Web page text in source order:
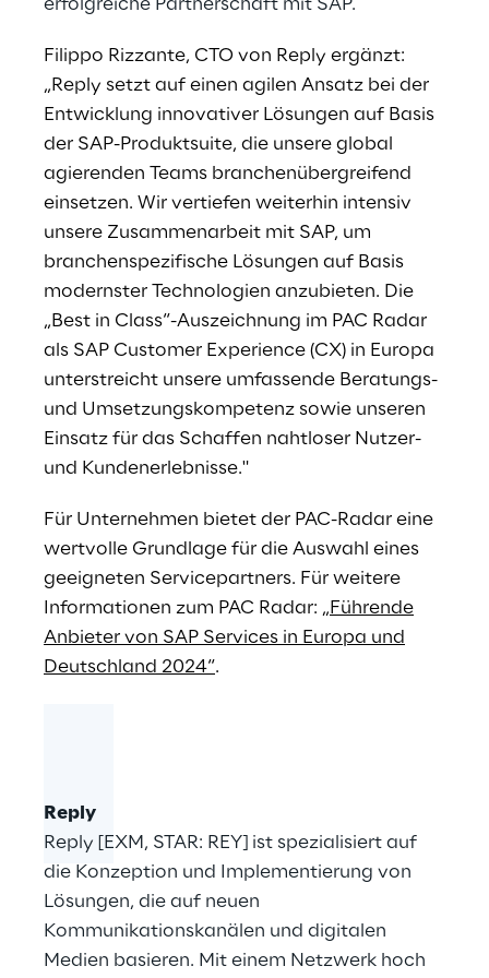
erfolgreiche Partnerschaft mit SAP.
Filippo Rizzante, CTO von Reply ergänzt:
„Reply setzt auf einen agilen Ansatz bei der
Entwicklung innovativer Lösungen auf Basis
der SAP-Produktsuite, die unsere global
agierenden Teams branchenübergreifend
einsetzen. Wir vertiefen weiterhin intensiv
unsere Zusammenarbeit mit SAP, um
branchenspezifische Lösungen auf Basis
modernster Technologien anzubieten. Die
„Best in Class“-Auszeichnung im PAC Radar
als SAP Customer Experience (CX) in Europa
unterstreicht unsere umfassende Beratungs-
und Umsetzungskompetenz sowie unseren
Einsatz für das Schaffen nahtloser Nutzer-
und Kundenerlebnisse."
Für Unternehmen bietet der PAC-Radar eine
wertvolle Grundlage für die Auswahl eines
geeigneten Servicepartners. Für weitere
Informationen zum PAC Radar: „Führende
Anbieter von SAP Services in Europa und
Deutschland 2024“.
Reply
Reply [EXM, STAR: REY] ist spezialisiert auf
die Konzeption und Implementierung von
Lösungen, die auf neuen
Kommunikationskanälen und digitalen
Medien basieren. Mit einem Netzwerk hoch